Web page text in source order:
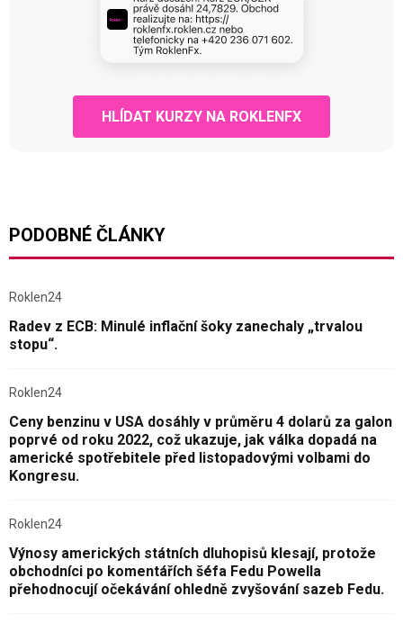
HLÍDAT KURZY NA ROKLENFX
PODOBNÉ ČLÁNKY
Roklen24
Radev z ECB: Minulé inflační šoky zanechaly „trvalou
stopu“.
Roklen24
Ceny benzinu v USA dosáhly v průměru 4 dolarů za galon
poprvé od roku 2022, což ukazuje, jak válka dopadá na
americké spotřebitele před listopadovými volbami do
Kongresu.
Roklen24
Výnosy amerických státních dluhopisů klesají, protože
obchodníci po komentářích šéfa Fedu Powella
přehodnocují očekávání ohledně zvyšování sazeb Fedu.